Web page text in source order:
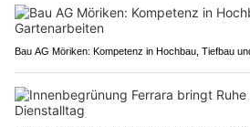
Bau AG Möriken: Kompetenz in Hochbau, Tiefbau